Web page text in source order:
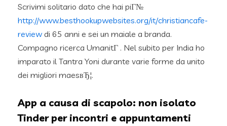
Scrivimi solitario dato che hai piГ№
http://www.besthookupwebsites.org/it/christiancafe-
reviewdi 65 anni e sei un maiale a branda.
Compagno ricerca UmanitГ . Nel subito per India ho
imparato il Tantra Yoni durante varie forme da unito
dei migliori maesвЂ¦.
App a causa di scapolo: non isolato
Tinder per incontri e appuntamenti